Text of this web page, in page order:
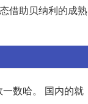
借助贝纳利的成熟
数哈。 国内的就